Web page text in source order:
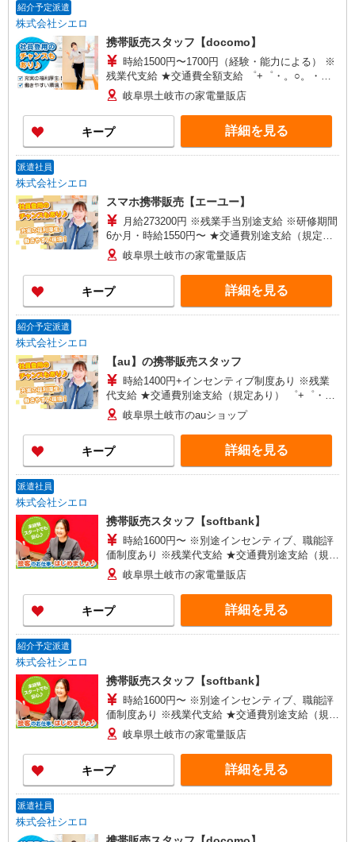
紹介予定派遣
株式会社シエロ
携帯販売スタッフ【docomo】
時給1500円〜1700円（経験・能力による） ※
残業代支給 ★交通費全額支給 ゜+゜・。○。・゜
+゜・。○。・゜+゜ 入社祝い金10万円支給(規定
有) お友達を紹介頂くと, インセンティブ支給(規定
有) ★月2回払い・週払い可能（規程有）★ ゜・。
○。・゜+゜・。○。・゜+゜
岐阜県土岐市の家電量販店
キープ 詳細を見る
派遣社員
株式会社シエロ
スマホ携帯販売【エーユー】
月給273200円 ※残業手当別途支給 ※研修期間
6か月・時給1550円〜 ★交通費別途支給（規定あ
り） ゜+゜・。○。・゜+゜・。○。・゜+゜ 入社
祝い金10万円支給(規定有) お友達を紹介頂くと, イ
ンセンティブ支給(規定有) ゜・。○。・゜+゜・。
○。・゜+゜
岐阜県土岐市の家電量販店
キープ 詳細を見る
紹介予定派遣
株式会社シエロ
【au】の携帯販売スタッフ
時給1400円+インセンティブ制度あり ※残業
代支給 ★交通費別途支給（規定あり） ゜+゜・。
○。・゜+゜・。○。・゜+゜ 入社祝い金10万円支
給(規定有) お友達を紹介頂くと, インセンティブ支
給(規定有) ★月2回払い・週払い可能（規程有）★
゜・。○。・゜+゜・。○。・゜+゜
岐阜県土岐市のauショップ
キープ 詳細を見る
派遣社員
株式会社シエロ
携帯販売スタッフ【softbank】
時給1600円〜 ※別途インセンティブ、職能評
価制度あり ※残業代支給 ★交通費別途支給（規定
あり） ゜+゜・。○。・゜+゜・。○。・゜+゜ 入
社祝い金10万円支給(規定有) お友達を紹介頂くと,
インセンティブ支給(規定有) ★月2回払い・週払い
可能（規程有）★ ゜・。○。・゜+゜・。○。・゜
+゜
岐阜県土岐市の家電量販店
キープ 詳細を見る
紹介予定派遣
株式会社シエロ
携帯販売スタッフ【softbank】
時給1600円〜 ※別途インセンティブ、職能評
価制度あり ※残業代支給 ★交通費別途支給（規定
あり） ゜+゜・。○。・゜+゜・。○。・゜+゜ 入
社祝い金10万円支給(規定有) お友達を紹介頂くと,
インセンティブ支給(規定有) ★月2回払い・週払い
可能（規程有）★ ゜・。○。・゜+゜・。○。・゜
+゜
岐阜県土岐市の家電量販店
キープ 詳細を見る
派遣社員
株式会社シエロ